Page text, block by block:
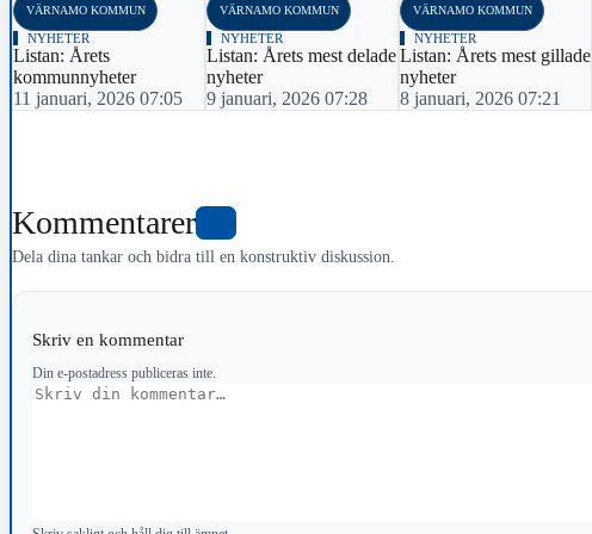
VÄRNAMO KOMMUN
NYHETER
Listan: Årets
kommunnyheter
11 januari, 2026 07:05
VÄRNAMO KOMMUN
NYHETER
Listan: Årets mest delade
nyheter
9 januari, 2026 07:28
VÄRNAMO KOMMUN
NYHETER
Listan: Årets mest gillade
nyheter
8 januari, 2026 07:21
Kommentarer
Dela dina tankar och bidra till en konstruktiv diskussion.
Skriv en kommentar
Din e-postadress publiceras inte.
Kommentar